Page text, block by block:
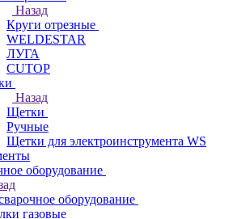
Назад
Круги отрезные
WELDESTAR
ЛУГА
CUTOP
Назад
Щетки
Ручные
Щетки для электроинструмента WS
оборудование
оборудование
газовые